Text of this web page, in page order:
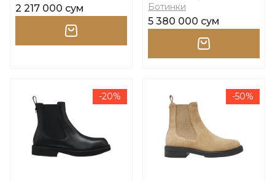
2 217 000 сум
Ботинки
5 380 000 сум
-20% -50%